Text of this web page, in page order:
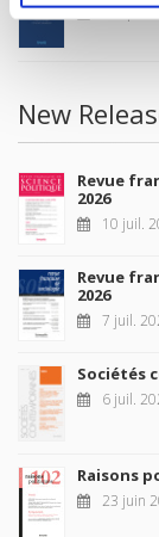
4 sept.
New
Revue
2026
10 juil.
Revue
2026
7 juil.
Sociétés
6 juil.
Raisons
23 juin